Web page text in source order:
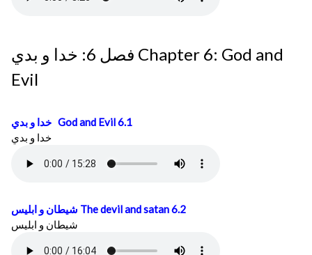
فصل 6: خدا و بدي Chapter 6: God and
Evil
God and Evil 6.1
خدا و بدي
شيطان و ابليس The devil and satan 6.2
شيطان و ابليس